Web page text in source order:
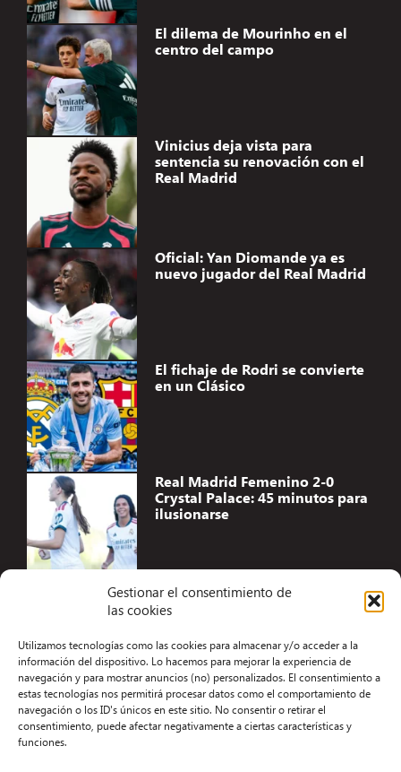
Gestionar el consentimiento de
las cookies
Utilizamos tecnologías como las cookies para almacenar y/o acceder a la
información del dispositivo. Lo hacemos para mejorar la experiencia de
navegación y para mostrar anuncios (no) personalizados. El consentimiento a
estas tecnologías nos permitirá procesar datos como el comportamiento de
navegación o los ID's únicos en este sitio. No consentir o retirar el
consentimiento, puede afectar negativamente a ciertas características y
funciones.
El dilema de Mourinho en el
centro del campo
Vinicius deja vista para
sentencia su renovación con el
Real Madrid
Oficial: Yan Diomande ya es
nuevo jugador del Real Madrid
El fichaje de Rodri se convierte
en un Clásico
Real Madrid Femenino 2-0
Crystal Palace: 45 minutos para
ilusionarse
Aviso Legal
Términos y condiciones
Política de privacidad